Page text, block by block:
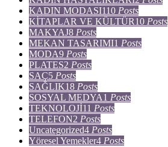
KADIN MODASI110 Posts
KİTAPLAR VE KÜLTÜR10 Posts
MAKYAJ8 Posts
MEKAN TASARIMI1 Posts
MODA9 Posts
PLATES2 Posts
SAÇ5 Posts
SAĞLIK18 Posts
SOSYAL MEDYA1 Posts
TEKNOLOJİ11 Posts
TELEFON2 Posts
Uncategorized4 Posts
Yöresel Yemekler4 Posts